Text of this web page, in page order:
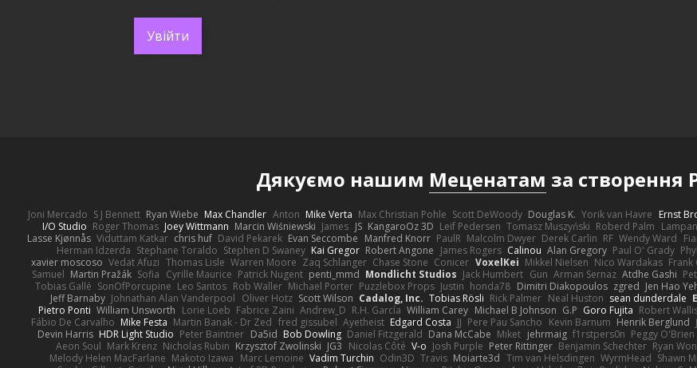
Увійти
Дякуємо нашим Меценатам за створення
Joni Mercado S J Bennett Ryan Wiebe Max Chandler Anton Mike Verta Max Christian Pohle Scott DeWoody Douglas K. Yorik van Havre Ernst
I/O Studio Roger Thomas Joey Wittmann Marcin Wiśniewski James JS KangaroOz 3D Leif Pedersen Tomasz Muszyński Roberd Palm
Lasse Kjønnås Viduttam Katkar chris huf David Pekarek Evan Seccombe Manfred Knorr PaulR Malcolm Dwyer Derek Carlin RF Wendy Ward
Herman Idzerda Stephane Toraldo Stephen D Swaney Kai Gregor Robert Angone James Rogers Calinou Alan Gregory Paul O' Grady Phyl
xavier moscoso Vedat Afuzi Thomas Lisle Warren Moore Zaq Schlanger Chase Stone Conicer VoxelKei Mikkel Nielsen Nico Wardakas Frank
Samuel Martin Pražák Sofia Cyrille Maurice Patrick Nugent penti_mmd Mondlicht Studios Jack Humbert Gun Arman Sernaz Atdhe Gashi
Tobias Gallé SonOfPorcupine Leo Santos Rob Waller Michael Porter Puzzlebox Props Justin honda78 Dimitri Diakopoulos zgred Jen Hao
Jeff Barnaby Johnathan Alan Vanderpool Oliver Hotz Scott Wilson Cadalog, Inc. Tobias Rösli Rick Palmer Neal Huston sean dunderdale
Pietro Ponti William Unsworth Lorie Loeb Fabrice Zaini Andrew_D R.H. García William Carey Michael B Johnson G.P Goro Fujita Robert
Fábio De Carvalho Mike Festa Martin Banak - Dr Zed fred gissubel Ayetheist Edgard Costa JJ Pere Pau Sancho Kevin Barnum Henrik Berglund
Devin Harris HDR Light Studio Peter Baintner Da5id Bob Dowling Daniel Fitzgerald Dana McCabe Miket jehrmaig f1rstpers0n Peggy O'Brien
Aeon Soul Mark Krenz Nicholas Rubin Krzysztof Zwolinski JG3 Nicolas Côté V-o Josh Purple Peter Rittinger Benjamin Schechter Ryan
Melody Helen MacFarlane Makoto Izawa Marc Lemoine Vadim Turchin Odin3D Travis Moiarte3d Tim van Helsdingen WyrmHead Shawn